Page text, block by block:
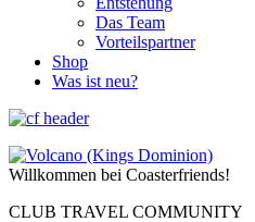
Das Team
Vorteilspartner
Shop
Was ist neu?
Willkommen bei Coasterfriends!
CLUB TRAVEL COMMUNITY